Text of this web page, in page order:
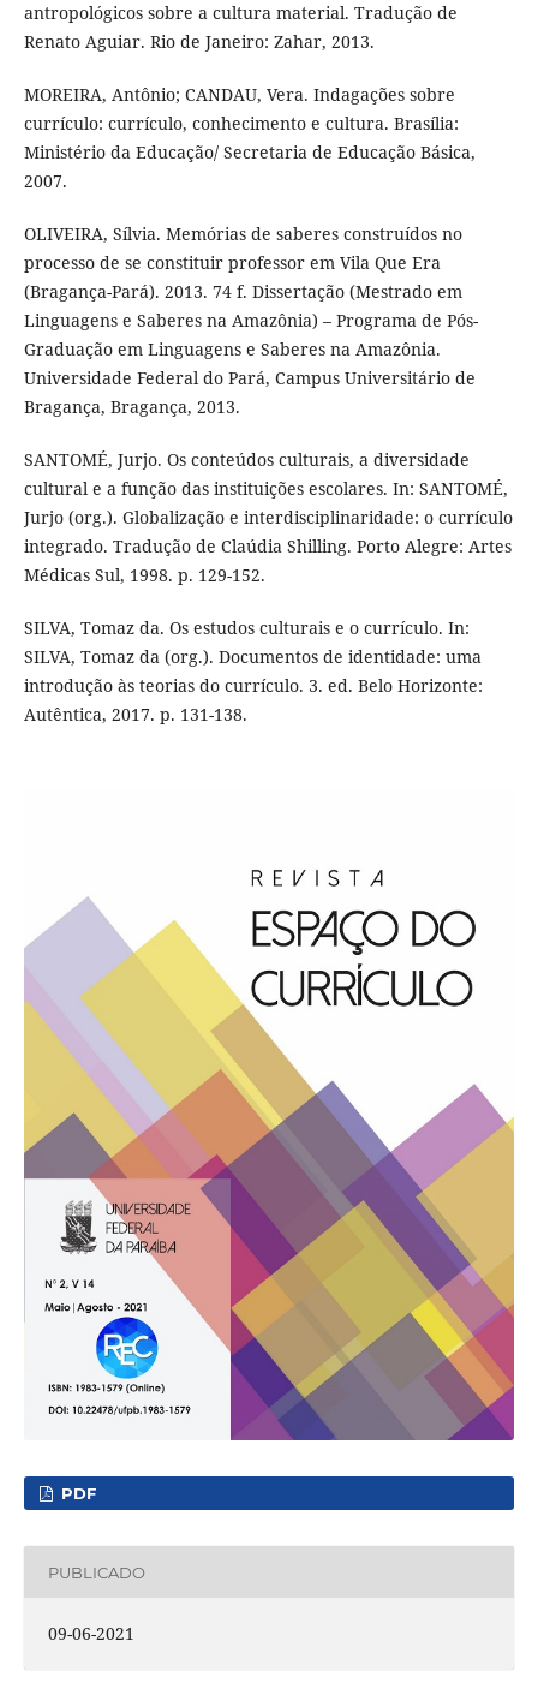
antropológicos sobre a cultura material. Tradução de
Renato Aguiar. Rio de Janeiro: Zahar, 2013.
MOREIRA, Antônio; CANDAU, Vera. Indagações sobre
currículo: currículo, conhecimento e cultura. Brasília:
Ministério da Educação/ Secretaria de Educação Básica,
2007.
OLIVEIRA, Sílvia. Memórias de saberes construídos no
processo de se constituir professor em Vila Que Era
(Bragança-Pará). 2013. 74 f. Dissertação (Mestrado em
Linguagens e Saberes na Amazônia) – Programa de Pós-
Graduação em Linguagens e Saberes na Amazônia.
Universidade Federal do Pará, Campus Universitário de
Bragança, Bragança, 2013.
SANTOMÉ, Jurjo. Os conteúdos culturais, a diversidade
cultural e a função das instituições escolares. In: SANTOMÉ,
Jurjo (org.). Globalização e interdisciplinaridade: o currículo
integrado. Tradução de Claúdia Shilling. Porto Alegre: Artes
Médicas Sul, 1998. p. 129-152.
SILVA, Tomaz da. Os estudos culturais e o currículo. In:
SILVA, Tomaz da (org.). Documentos de identidade: uma
introdução às teorias do currículo. 3. ed. Belo Horizonte:
Autêntica, 2017. p. 131-138.
PDF
PUBLICADO
09-06-2021